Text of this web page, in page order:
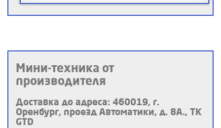
Мини-техника от
производителя
Доставка до адреса: 460019, г.
Оренбург, проезд Автоматики, д. 8А., ТК
GTD